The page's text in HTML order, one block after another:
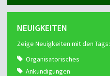
NEUIGKEITEN
Zeige Neuigkeiten mit den Tags:
Organisatorisches
Ankündigungen